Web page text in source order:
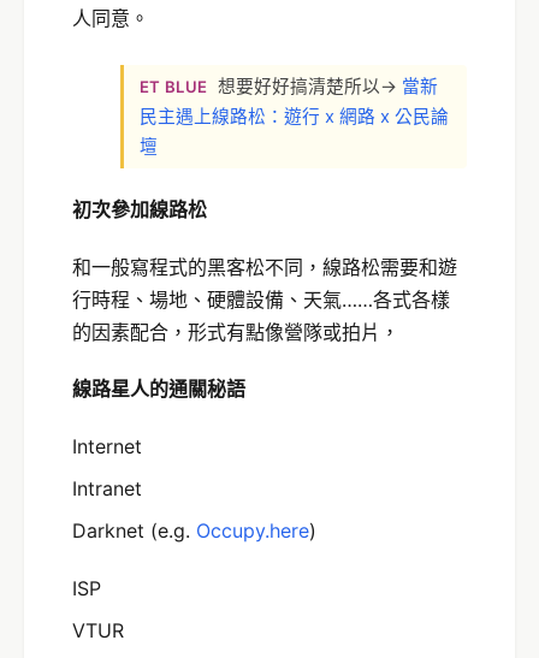
人同意。
ET BLUE 想要好好搞清楚所以→ 當新
民主遇上線路松：遊行 x 網路 x 公民論
壇
初次參加線路松
和一般寫程式的黑客松不同，線路松需要和遊
行時程、場地、硬體設備、天氣……各式各樣
的因素配合，形式有點像營隊或拍片，
線路星人的通關秘語
Internet
Intranet
Darknet (e.g. Occupy.here)
ISP
VTUR